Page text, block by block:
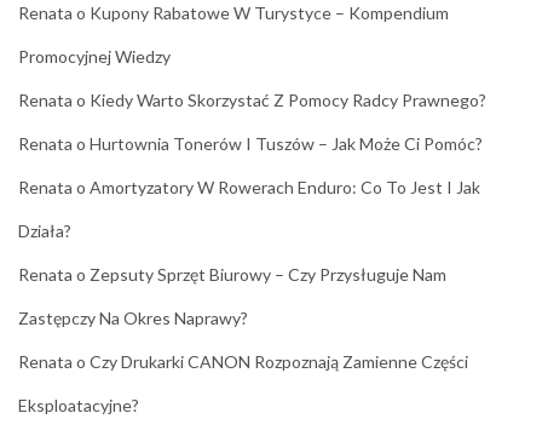
Renata o Kupony Rabatowe W Turystyce – Kompendium
Promocyjnej Wiedzy
Renata o Kiedy Warto Skorzystać Z Pomocy Radcy Prawnego?
Renata o Hurtownia Tonerów I Tuszów – Jak Może Ci Pomóc?
Renata o Amortyzatory W Rowerach Enduro: Co To Jest I Jak
Działa?
Renata o Zepsuty Sprzęt Biurowy – Czy Przysługuje Nam
Zastępczy Na Okres Naprawy?
Renata o Czy Drukarki CANON Rozpoznają Zamienne Części
Eksploatacyjne?